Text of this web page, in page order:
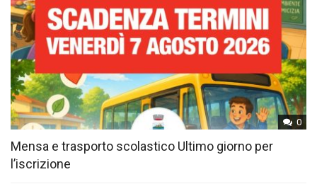
0
Mensa e trasporto scolastico Ultimo giorno per
l’iscrizione